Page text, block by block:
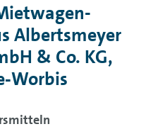
Albertsmeyer
& Co. KG,